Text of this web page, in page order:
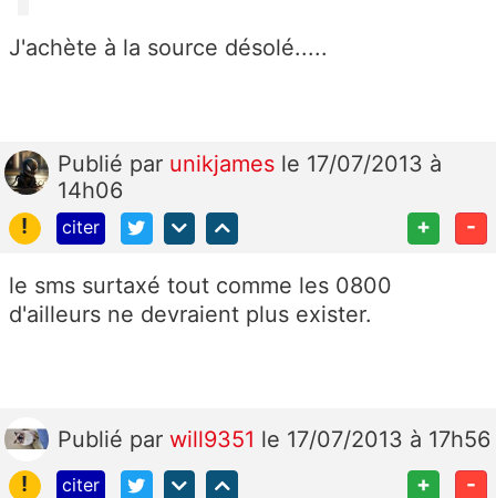
J'achète à la source désolé.....
Publié par unikjames le 17/07/2013 à
14h06
!
citer + -
le sms surtaxé tout comme les 0800
d'ailleurs ne devraient plus exister.
Publié par will9351 le 17/07/2013 à 17h56
!
citer + -